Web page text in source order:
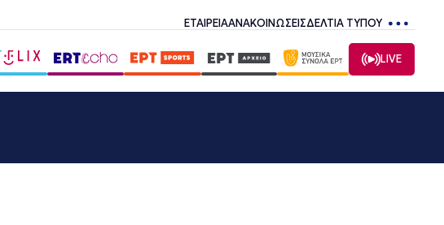
ΕΤΑΙΡΕΙΑΑΝΑΚΟΙΝΩΣΕΙΣΔΕΛΤΙΑ ΤΥΠΟΥ
LIVE